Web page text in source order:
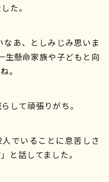
た。
あ、としみじみ思いま
生懸命家族や子どもと向
。
して頑張りがち。
でいることに息苦しさ
と話してました。